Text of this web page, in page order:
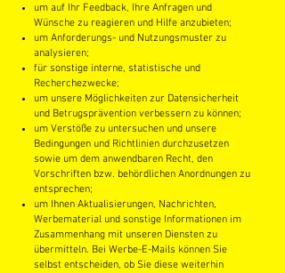
um auf Ihr Feedback, Ihre Anfragen und
Wünsche zu reagieren und Hilfe anzubieten;
um Anforderungs- und Nutzungsmuster zu
analysieren;
für sonstige interne, statistische und
Recherchezwecke;
um unsere Möglichkeiten zur Datensicherheit
und Betrugsprävention verbessern zu können;
um Verstöße zu untersuchen und unsere
Bedingungen und Richtlinien durchzusetzen
sowie um dem anwendbaren Recht, den
Vorschriften bzw. behördlichen Anordnungen zu
entsprechen;
um Ihnen Aktualisierungen, Nachrichten,
Werbematerial und sonstige Informationen im
Zusammenhang mit unseren Diensten zu
übermitteln. Bei Werbe-E-Mails können Sie
selbst entscheiden, ob Sie diese weiterhin